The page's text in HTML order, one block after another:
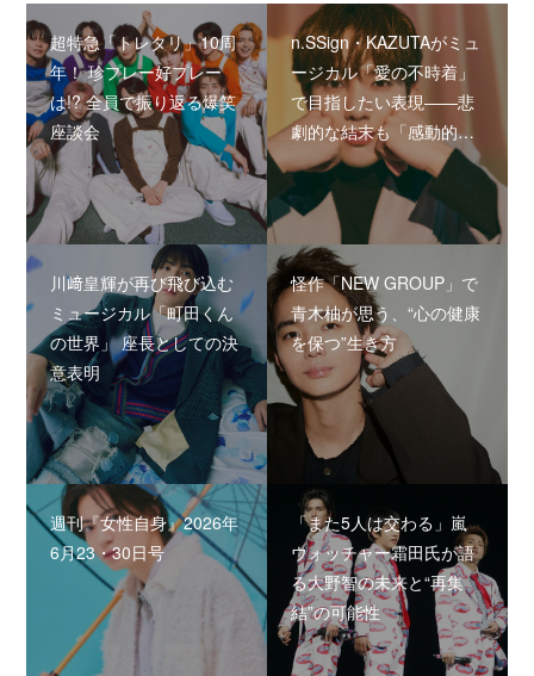
超特急「トレタリ」10周
年！ 珍プレー好プレー
は!? 全員で振り返る爆笑
座談会
n.SSign・KAZUTAがミュ
ージカル「愛の不時着」
で目指したい表現――悲
劇的な結末も「感動的…
川﨑皇輝が再び飛び込む
ミュージカル「町田くん
の世界」 座長としての決
意表明
怪作「NEW GROUP」で
青木柚が思う、“心の健康
を保つ”生き方
週刊『女性自身』2026年
6月23・30日号
「また5人は交わる」嵐
ウォッチャー霜田氏が語
る大野智の未来と“再集
結”の可能性